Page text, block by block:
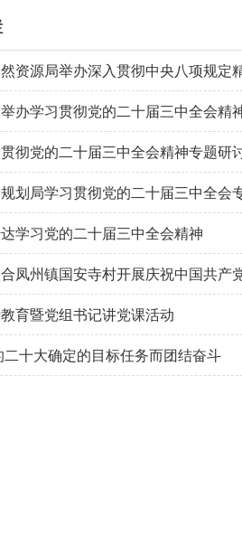
资源局举办深入贯彻中央八项规定
办学习贯彻党的二十届三中全会精
彻党的二十届三中全会精神专题研
划局学习贯彻党的二十届三中全会
学习党的二十届三中全会精神
凤州镇国安寺村开展庆祝中国共产
育暨党组书记讲党课活动
二十大确定的目标任务而团结奋斗